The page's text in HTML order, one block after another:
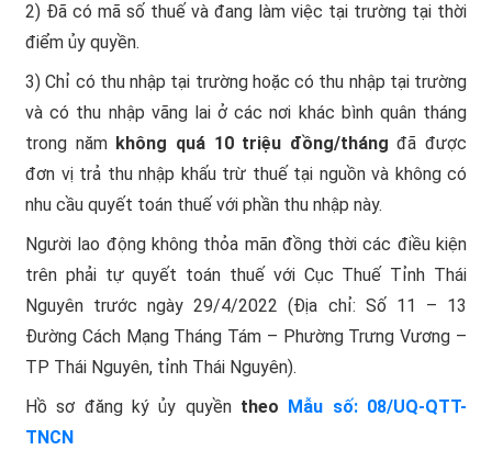
2) Đã có mã số thuế và đang làm việc tại trường tại thời
điểm ủy quyền.
3) Chỉ có thu nhập tại trường hoặc có thu nhập tại trường
và có thu nhập vãng lai ở các nơi khác bình quân tháng
trong năm không quá 10 triệu đồng/tháng đã được
đơn vị trả thu nhập khấu trừ thuế tại nguồn và không có
nhu cầu quyết toán thuế với phần thu nhập này.
Người lao động không thỏa mãn đồng thời các điều kiện
trên phải tự quyết toán thuế với Cục Thuế Tỉnh Thái
Nguyên trước ngày 29/4/2022 (Địa chỉ: Số 11 – 13
Đường Cách Mạng Tháng Tám – Phường Trưng Vương –
TP Thái Nguyên, tỉnh Thái Nguyên).
Hồ sơ đăng ký ủy quyền theo
Mẫu số: 08/UQ-QTT-
TNCN